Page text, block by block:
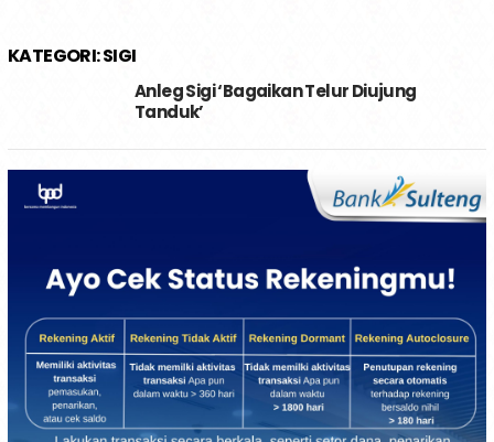
KATEGORI:SIGI
Anleg Sigi ‘Bagaikan Telur Diujung
Tanduk’